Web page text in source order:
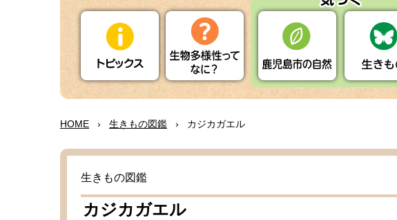
HOME › 生きもの図鑑 › カジカガエル
生きもの図鑑
カジカガエル